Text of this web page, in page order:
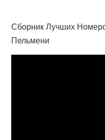
Сборник Лучших
Пельмени